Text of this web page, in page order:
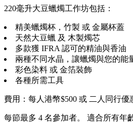
220毫升大豆蠟燭工作坊包括：
精美蠟燭杯，竹製 或 金屬杯蓋
天然大豆蠟 及 木製燭芯
多款獲 IFRA 認可的精油與香油
兩種不同水晶，讓蠟燭與您的能
彩色染料 或 金箔裝飾
各種所需工具
費用：每人港幣$500 或 二人同行優
每節最多 4 名參加者。 適合所有年